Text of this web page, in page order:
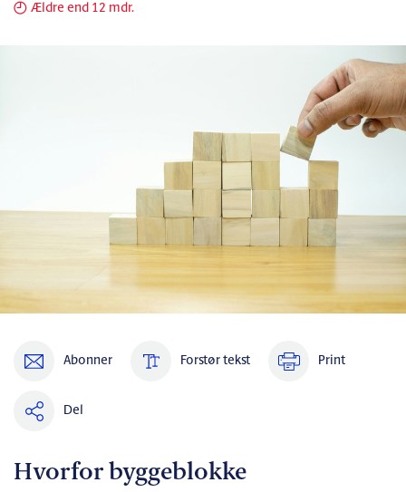
Ældre end 12 mdr.
Abonner Forstør tekst Print
Del
Hvorfor byggeblokke